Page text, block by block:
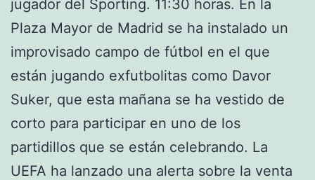
jugador del Sporting. 11:30 horas. En la
Plaza Mayor de Madrid se ha instalado un
improvisado campo de fútbol en el que
están jugando exfutbolitas como Davor
Suker, que esta mañana se ha vestido de
corto para participar en uno de los
partidillos que se están celebrando. La
UEFA ha lanzado una alerta sobre la venta